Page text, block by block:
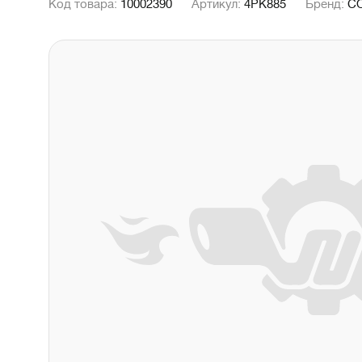
Код товара: 10002390 Артикул: 4PK885 Бренд: